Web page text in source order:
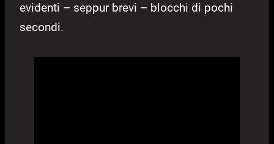
evidenti – seppur brevi – blocchi di pochi
secondi.